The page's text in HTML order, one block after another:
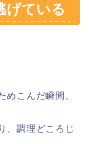
げている
めこんだ瞬間、
、調理どころじ